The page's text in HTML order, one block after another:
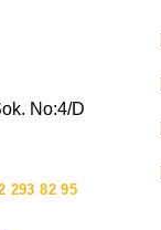
No:4/D
293 82 95